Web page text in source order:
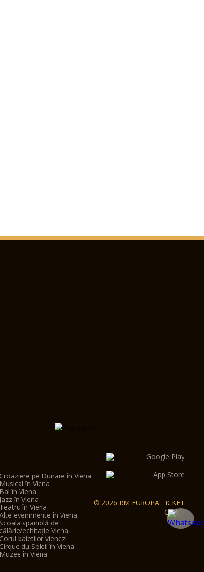
Croaziere pe Dunare în Viena
Musical în Viena
Bal în Viena
Jazz în Viena
Teatru în Viena
Alte evenimente în Viena
Școala spaniolă de
călărie/echitație Viena
Corul baietilor vienezi
Cirque du Soleil în Viena
Muzee în Viena
© 2026 RM EUROPA TICKET
GmbH